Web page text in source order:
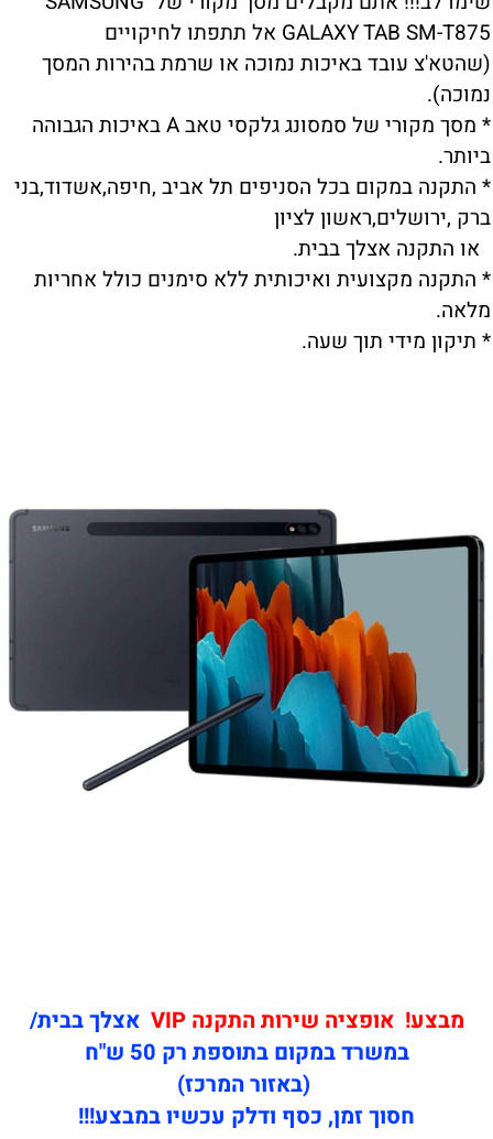
GALAXY TAB SM-T875 אל תתפתו לחיקויים
(שהטא'צ עובד באיכות נמוכה או שרמת בהירות המסך
נמוכה).
* מסך מקורי של סמסונג גלקסי טאב A באיכות הגבוהה
ביותר.
* התקנה במקום בכל הסניפים תל אביב ,חיפה,אשדוד,בני
ברק ,ירושלים,ראשון לציון
או התקנה אצלך בבית.
* התקנה מקצועית ואיכותית ללא סימנים כולל אחריות
מלאה.
* תיקון מידי תוך שעה.
מבצע! אופציה שירות התקנה VIP
אצלך בבית/
במשרד במקום בתוספת רק 50 ש"ח
(באזור המרכז)
חסוך זמן, כסף ודלק עכשיו במבצע!!!